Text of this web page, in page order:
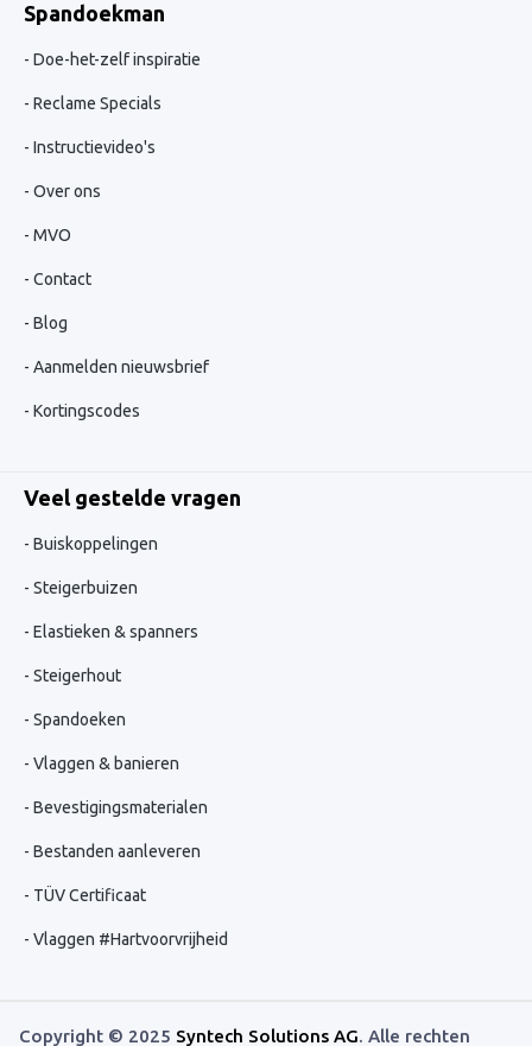
Spandoekman
Doe-het-zelf inspiratie
Reclame Specials
Instructievideo's
Over ons
MVO
Contact
Blog
Aanmelden nieuwsbrief
Kortingscodes
Veel gestelde vragen
Buiskoppelingen
Steigerbuizen
Elastieken & spanners
Steigerhout
Spandoeken
Vlaggen & banieren
Bevestigingsmaterialen
Bestanden aanleveren
TÜV Certificaat
Vlaggen #Hartvoorvrijheid
Copyright © 2025 Syntech Solutions AG. Alle rechten